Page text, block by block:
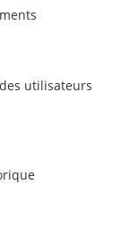
utilisateurs